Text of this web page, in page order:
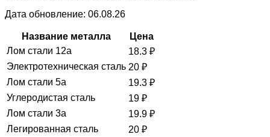
Дата обновление: 06.08.26
Название металла
Цена
Лом стали 12а
18.3 ₽
Электротехническая сталь 20 ₽
Лом стали 5а
19.3 ₽
Углеродистая сталь
19 ₽
Лом стали 3а
19.9 ₽
Легированная сталь
20 ₽